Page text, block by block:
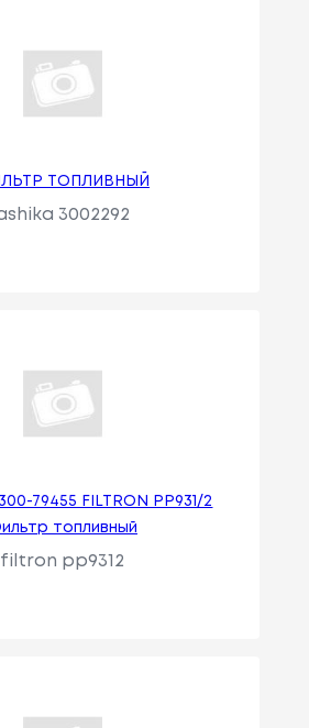
ТОПЛИВНЫЙ
3002292
79455 FILTRON PP931/2
топливный
filtron pp9312